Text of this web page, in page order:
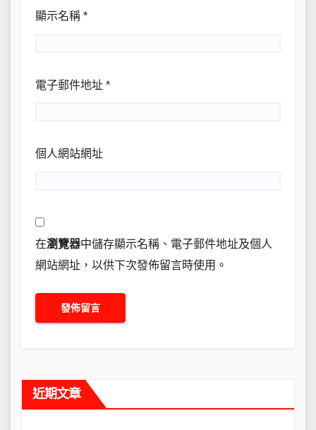
顯示名稱 *
電子郵件地址 *
個人網站網址
在瀏覽器中儲存顯示名稱、電子郵件地址及個人
網站網址，以供下次發佈留言時使用。
近期文章